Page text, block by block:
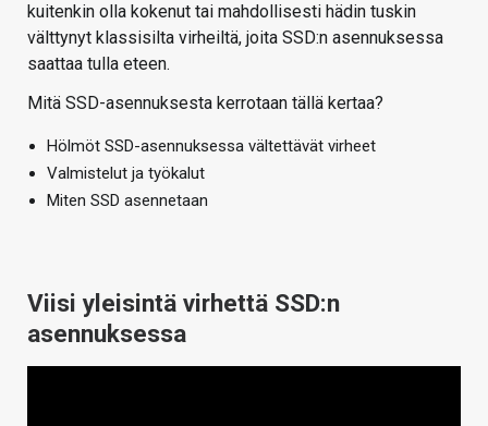
kuitenkin olla kokenut tai mahdollisesti hädin tuskin
välttynyt klassisilta virheiltä, joita SSD:n asennuksessa
saattaa tulla eteen.
Mitä SSD-asennuksesta kerrotaan tällä kertaa?
Hölmöt SSD-asennuksessa vältettävät virheet
Valmistelut ja työkalut
Miten SSD asennetaan
Viisi yleisintä virhettä SSD:n
asennuksessa